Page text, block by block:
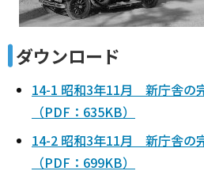
ダウンロード
14-1 昭和3年11月 新庁舎の
（PDF：635KB）
14-2 昭和3年11月 新庁舎の
（PDF：699KB）